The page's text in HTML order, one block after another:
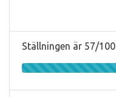
Ställningen är 57/100